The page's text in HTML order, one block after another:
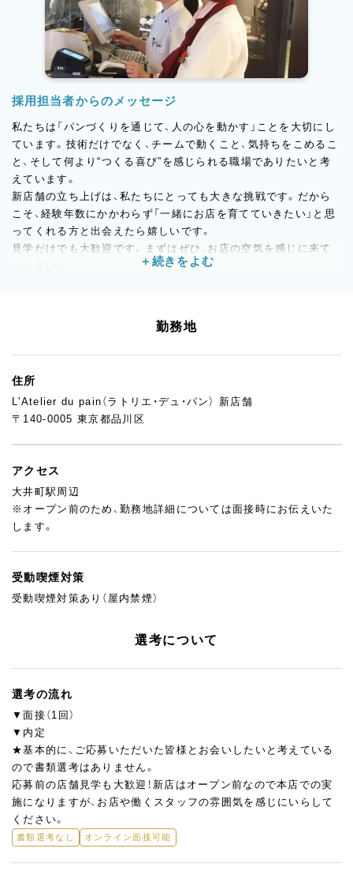
採用担当者からのメッセージ
私たちは「パンづくりを通じて、人の心を動かす」ことを大切にし
ています。技術だけでなく、チームで動くこと、気持ちをこめるこ
と、そして何より“つくる喜び”を感じられる職場でありたいと考
えています。
新店舗の立ち上げは、私たちにとっても大きな挑戦です。だから
こそ、経験年数にかかわらず「一緒にお店を育てていきたい」と思
ってくれる方と出会えたら嬉しいです。
見学だけでも大歓迎です。まずはぜひ、お店の空気を感じに来て
◆“パン好き”が集まる職場です◆
うちで働くスタッフって、いい意味で“パンオタク”が多いんです。
が止まらなかったり（笑）。でも、そういう熱量があるからこそ、い
いものができるんだと思います。
高加水の生地や石窯の扱いは、最初は難しく感じるかもしれませ
んだときの嬉しさは、何年経っても変わりません！
【教育担当スタッフより】
◆ひとつひとつ、丁寧に。焦らなくていいんです◆
で”しっかりフォローする文化があります。
3ヶ月で基本をマスターするカリキュラムがありますし、「次はこ
えています。質問もしやすい空気なので、焦らず、一歩ずつ前に進
んでください。パンの奥深さに触れながら、自分の成長を楽しめ
る場所ですよ。
勤務地
住所
L'Atelier du pain（ラトリエ・デュ・パン） 新店舗
〒140-0005 東京都品川区
アクセス
大井町駅周辺
※オープン前のため、勤務地詳細については面接時にお伝えいた
します。
受動喫煙対策
受動喫煙対策あり（屋内禁煙）
選考について
選考の流れ
▼面接（1回）
▼内定
★基本的に、ご応募いただいた皆様とお会いしたいと考えている
ので書類選考はありません。
応募前の店舗見学も大歓迎！新店はオープン前なので本店での実
施になりますが、お店や働くスタッフの雰囲気を感じにいらして
ください。
書類選考なし オンライン面接可能